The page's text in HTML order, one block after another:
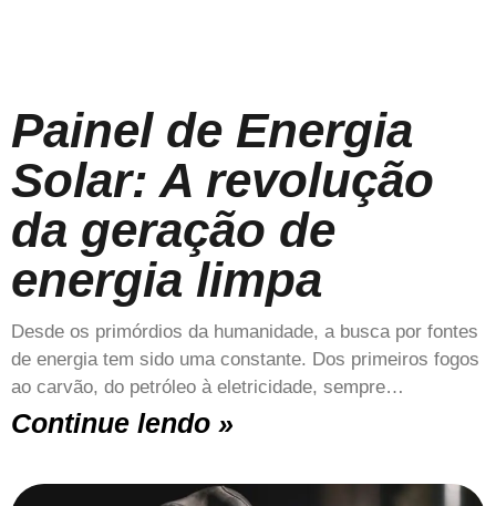
Painel de Energia
Solar: A revolução
da geração de
energia limpa
Desde os primórdios da humanidade, a busca por fontes
de energia tem sido uma constante. Dos primeiros fogos
ao carvão, do petróleo à eletricidade, sempre…
Continue lendo »